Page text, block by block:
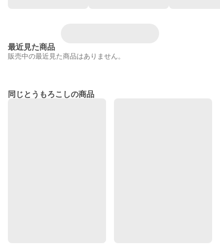
最近見た商品
販売中の最近見た商品はありません。
同じとうもろこしの商品